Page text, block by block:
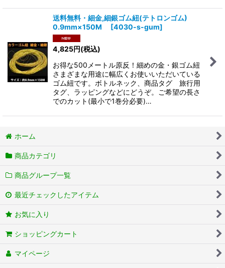
送料無料・細金,細銀ゴム紐(テトロンゴム)
0.9mm×150M
[4030-s-gum]
4,825円(税込)
お得な500メートル原反！細めの金・銀ゴム紐
さまざまな用途に幅広くお使いいただいている
ゴム紐です。ボトルネック、商品タグ 旅行用
タグ、ラッピングなどにどうぞ。ご希望の長さ
でのカット(最小で1巻分必要)…
ホーム
商品カテゴリ
商品グループ一覧
最近チェックしたアイテム
お気に入り
ショッピングカート
マイページ